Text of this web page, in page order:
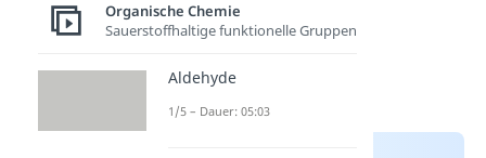
Organische Chemie
Sauerstoffhaltige funktionelle Gruppen
Aldehyde
1/5 – Dauer: 05:03